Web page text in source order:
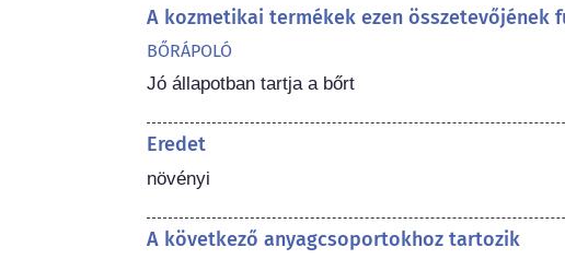
A kozmetikai termékek ezen összetevőjének
BŐRÁPOLÓ
Jó állapotban tartja a bőrt
Eredet
növényi
A következő anyagcsoportokhoz tartozik